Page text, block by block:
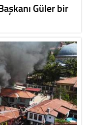
Güler bir